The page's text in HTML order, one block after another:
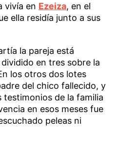
vivía en Ezeiza, en el
ella residía junto a sus
la pareja está
en tres sobre la
los otros dos lotes
del chico fallecido, y
testimonios de la familia
en esos meses fue
peleas ni